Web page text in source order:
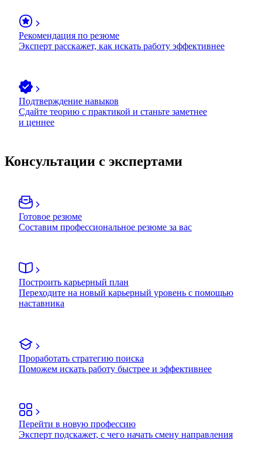
Рекомендация по резюме
Эксперт расскажет, как искать работу эффективнее
Подтверждение навыков
Сдайте теорию с практикой и станьте заметнее
и ценнее
Консультации с экспертами
Готовое резюме
Составим профессиональное резюме за вас
Построить карьерный план
Переходите на новый карьерный уровень с помощью
наставника
Проработать стратегию поиска
Поможем искать работу быстрее и эффективнее
Перейти в новую профессию
Эксперт подскажет, с чего начать смену направления